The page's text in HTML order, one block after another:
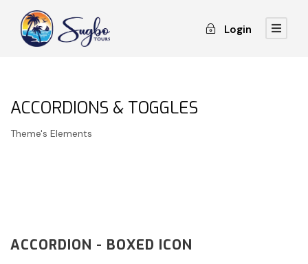
Login
ACCORDIONS & TOGGLES
Theme's Elements
ACCORDION - BOXED ICON